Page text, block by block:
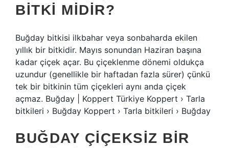
BITKI MIDIR?
Buğday bitkisi ilkbahar veya sonbaharda ekilen
yıllık bir bitkidir. Mayıs sonundan Haziran başına
kadar çiçek açar. Bu çiçeklenme dönemi oldukça
uzundur (genellikle bir haftadan fazla sürer) çünkü
tek bir bitkinin tüm çiçekleri aynı anda çiçek
açmaz. Buğday | Koppert Türkiye Koppert › Tarla
bitkileri › Buğday Koppert › Tarla bitkileri › Buğday
BUĞDAY ÇIÇEKSIZ BIR